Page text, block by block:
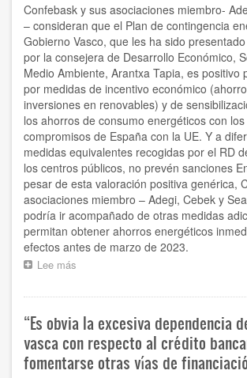
Confebask y sus asociaciones miembro-
– consideran que el Plan de contingencia
Gobierno Vasco, que les ha sido
por la consejera de Desarrollo Económico,
Medio Ambiente, Arantxa Tapia, es positivo
por medidas de incentivo económico
inversiones en renovables) y de
los ahorros de consumo energéticos con
compromisos de España con la UE. Y a
medidas equivalentes recogidas por el RD
los centros públicos, no prevén sanciones
pesar de esta valoración positiva genérica,
asociaciones miembro – Adegi, Cebek y
podría ir acompañado de otras medidas
permitan obtener ahorros energéticos
efectos antes de marzo de 2023.
Lee más
el
de
ahorro
“Es obvia la excesiva dependencia
vasca con respecto al crédito
fomentarse otras vías de